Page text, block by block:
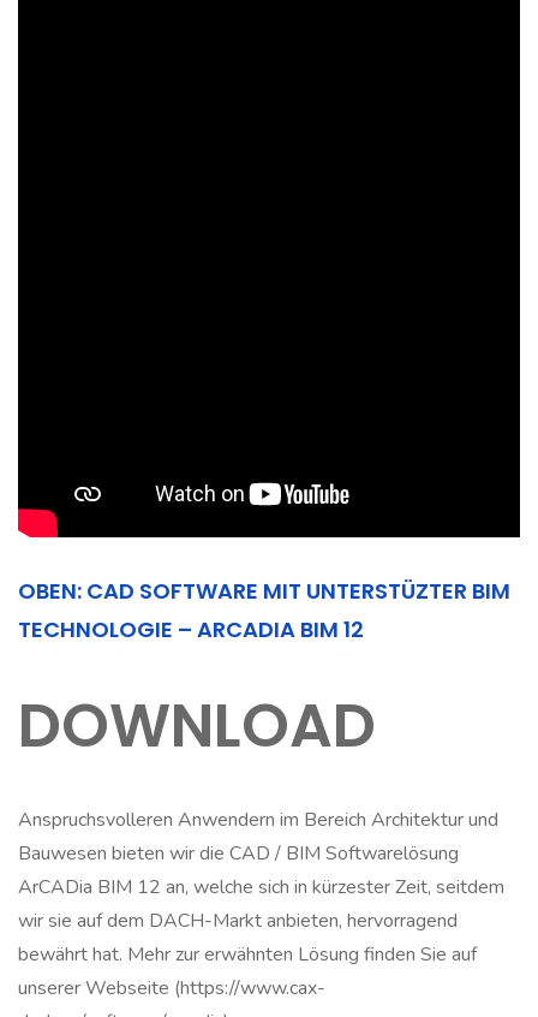
OBEN: CAD SOFTWARE MIT UNTERSTÜZTER BIM
TECHNOLOGIE – ARCADIA BIM 12
DOWNLOAD
Anspruchsvolleren Anwendern im Bereich Architektur und
Bauwesen bieten wir die CAD / BIM Softwarelösung
ArCADia BIM 12 an, welche sich in kürzester Zeit, seitdem
wir sie auf dem DACH-Markt anbieten, hervorragend
bewährt hat. Mehr zur erwähnten Lösung finden Sie auf
unserer Webseite (https://www.cax-